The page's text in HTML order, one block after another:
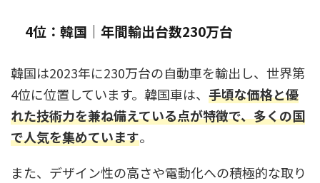
4位：韓国｜年間輸出台数230万台
韓国は2023年に230万台の自動車を輸出し、世界第
4位に位置しています。韓国車は、 手頃な価格と優
れた技術力を兼ね備えている点が特徴で、多くの国
で人気を集めています。
また、デザイン性の高さや電動化への積極的な取り